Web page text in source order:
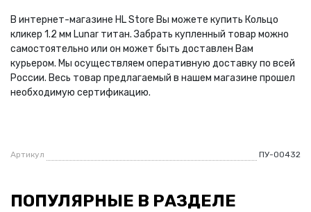
В интернет-магазине HL Store Вы можете купить Кольцо
кликер 1.2 мм Lunar титан. Забрать купленный товар можно
самостоятельно или он может быть доставлен Вам
курьером. Мы осуществляем оперативную доставку по всей
России. Весь товар предлагаемый в нашем магазине прошел
необходимую сертификацию.
Артикул ПУ-00432
ПОПУЛЯРНЫЕ В РАЗДЕЛЕ